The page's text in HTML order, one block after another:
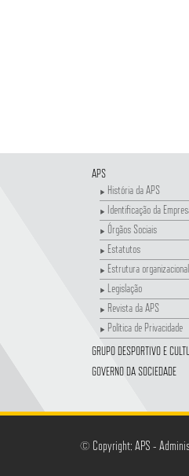
APS
História da APS
Identificação da
Órgãos Sociais
Estatutos
Estrutura organizacional
Legislação
Revista da APS
Política de Privacidade
GRUPO DESPORTIVO E
GOVERNO DA SOCIEDADE
© Copyright: APS -